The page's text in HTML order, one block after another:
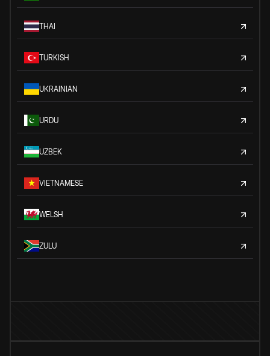
THAI
TURKISH
UKRAINIAN
URDU
UZBEK
VIETNAMESE
WELSH
ZULU